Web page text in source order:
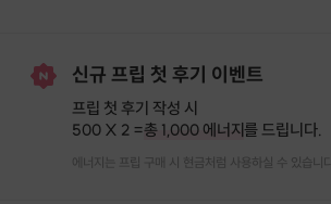
신규 프립 첫 후기 이벤트
프립 첫 후기 작성 시
500 X 2 =총 1,000 에너지를 드립니다.
에너지는 프립 구매 시 현금처럼 사용하실 수 있습니다.